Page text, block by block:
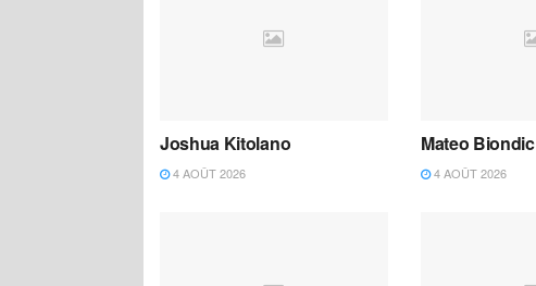
Joshua Kitolano
4 AOÛT 2026
Mateo Biondic
4 AOÛT 2026